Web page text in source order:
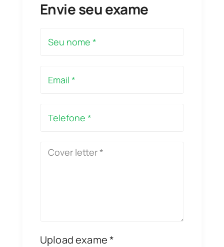
Envie seu exame
Upload exame *